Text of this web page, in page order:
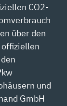
CO2-
über den
und
GmbH